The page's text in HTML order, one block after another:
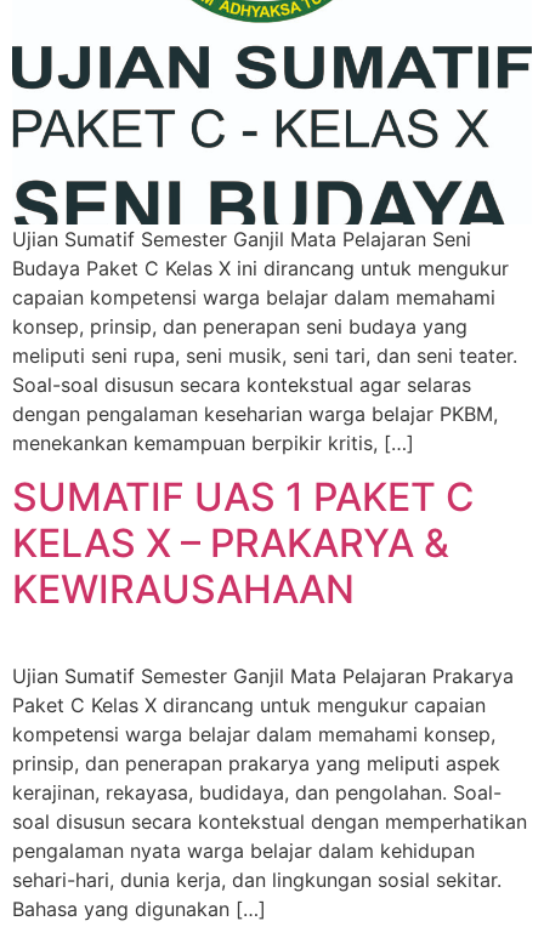
Ujian Sumatif Semester Ganjil Mata Pelajaran Seni
Budaya Paket C Kelas X ini dirancang untuk mengukur
capaian kompetensi warga belajar dalam memahami
konsep, prinsip, dan penerapan seni budaya yang
meliputi seni rupa, seni musik, seni tari, dan seni teater.
Soal-soal disusun secara kontekstual agar selaras
dengan pengalaman keseharian warga belajar PKBM,
menekankan kemampuan berpikir kritis, […]
SUMATIF UAS 1 PAKET C
KELAS X – PRAKARYA &
KEWIRAUSAHAAN
Ujian Sumatif Semester Ganjil Mata Pelajaran Prakarya
Paket C Kelas X dirancang untuk mengukur capaian
kompetensi warga belajar dalam memahami konsep,
prinsip, dan penerapan prakarya yang meliputi aspek
kerajinan, rekayasa, budidaya, dan pengolahan. Soal-
soal disusun secara kontekstual dengan memperhatikan
pengalaman nyata warga belajar dalam kehidupan
sehari-hari, dunia kerja, dan lingkungan sosial sekitar.
Bahasa yang digunakan […]